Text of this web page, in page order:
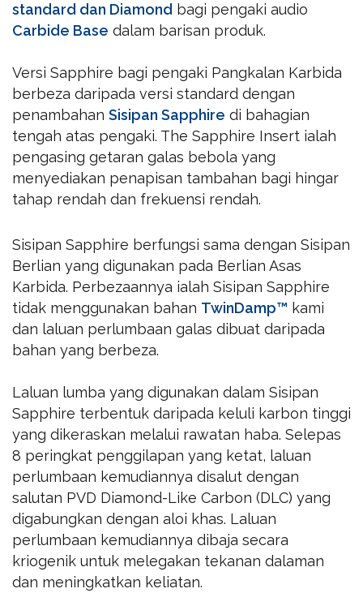
standard dan Diamond bagi pengaki audio
Carbide Base dalam barisan produk.
Versi Sapphire bagi pengaki Pangkalan Karbida
berbeza daripada versi standard dengan
penambahan Sisipan Sapphire di bahagian
tengah atas pengaki. The Sapphire Insert ialah
pengasing getaran galas bebola yang
menyediakan penapisan tambahan bagi hingar
tahap rendah dan frekuensi rendah.
Sisipan Sapphire berfungsi sama dengan Sisipan
Berlian yang digunakan pada Berlian Asas
Karbida. Perbezaannya ialah Sisipan Sapphire
tidak menggunakan bahan TwinDamp™ kami
dan laluan perlumbaan galas dibuat daripada
bahan yang berbeza.
Laluan lumba yang digunakan dalam Sisipan
Sapphire terbentuk daripada keluli karbon tinggi
yang dikeraskan melalui rawatan haba. Selepas
8 peringkat penggilapan yang ketat, laluan
perlumbaan kemudiannya disalut dengan
salutan PVD Diamond-Like Carbon (DLC) yang
digabungkan dengan aloi khas. Laluan
perlumbaan kemudiannya dibaja secara
kriogenik untuk melegakan tekanan dalaman
dan meningkatkan keliatan.